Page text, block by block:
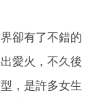
卻有了不錯的
愛火，不久後
，是許多女生